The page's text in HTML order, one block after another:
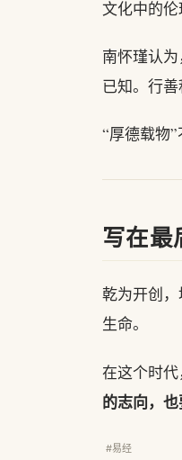
文化中的伦
南怀瑾认
已知。行
“厚德载物”
写在最
乾为开创
生命。
在这个时
的志向，
#易经